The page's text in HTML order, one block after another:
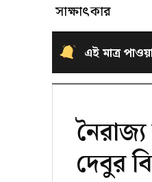
সাক্ষাৎকার
এই মাত্র
দেবুর